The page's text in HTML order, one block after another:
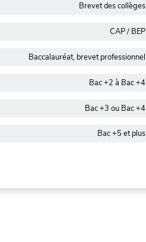
Brevet des collèges
CAP / BEP
Baccalauréat, brevet professionnel
Bac +2 à Bac +4
Bac +3 ou Bac +4
Bac +5 et plus